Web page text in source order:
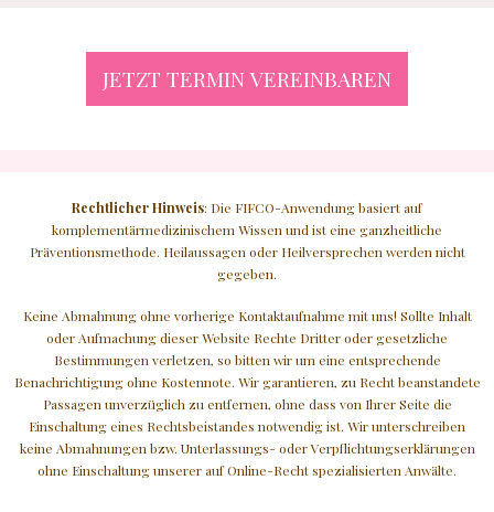
JETZT TERMIN VEREINBAREN
Rechtlicher Hinweis: Die FIFCO-Anwendung basiert auf
komplementärmedizinischem Wissen und ist eine ganzheitliche
Präventionsmethode. Heilaussagen oder Heilversprechen werden nicht
gegeben.
Keine Abmahnung ohne vorherige Kontaktaufnahme mit uns! Sollte Inhalt
oder Aufmachung dieser Website Rechte Dritter oder gesetzliche
Bestimmungen verletzen, so bitten wir um eine entsprechende
Benachrichtigung ohne Kostennote. Wir garantieren, zu Recht beanstandete
Passagen unverzüglich zu entfernen, ohne dass von Ihrer Seite die
Einschaltung eines Rechtsbeistandes notwendig ist. Wir unterschreiben
keine Abmahnungen bzw. Unterlassungs- oder Verpflichtungserklärungen
ohne Einschaltung unserer auf Online-Recht spezialisierten Anwälte.